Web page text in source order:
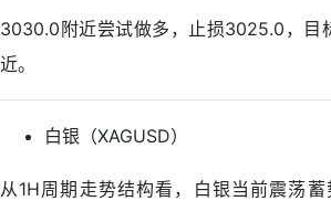
3030.0附近尝试做多，止损3025.0，
近。
白银（XAGUSD）
从1H周期走势结构看，白银当前震荡